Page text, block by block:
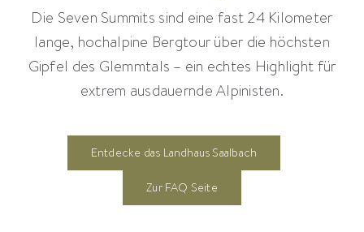
Die Seven Summits sind eine fast 24 Kilometer
lange, hochalpine Bergtour über die höchsten
Gipfel des Glemmtals – ein echtes Highlight für
extrem ausdauernde Alpinisten.
Entdecke das Landhaus Saalbach
Zur FAQ Seite